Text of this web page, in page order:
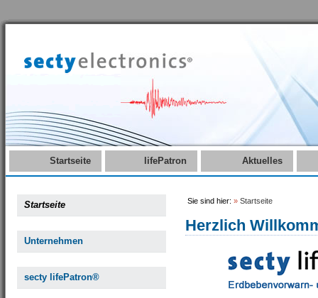
Startseite lifePatron Aktuelles
Startseite
Unternehmen
secty lifePatron®
Sie sind hier: » Startseite
Herzlich